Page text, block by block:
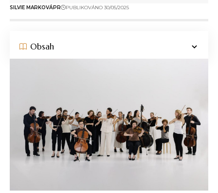
SILVIE MARKOVÁPR PUBLIKOVÁNO 30/05/2025
Obsah